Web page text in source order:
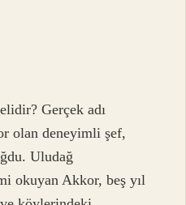
Gerçek adı
olan deneyimli şef,
Uludağ
okuyan Akkor, beş yıl